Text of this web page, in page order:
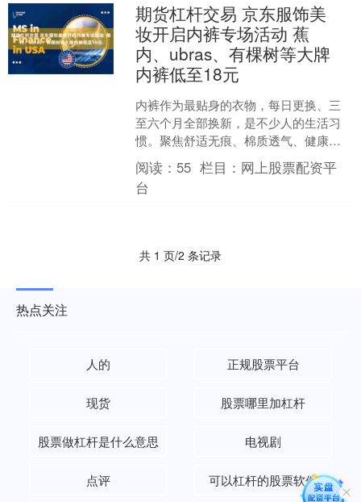
期货杠杆交易 京东服饰美
妆开启内裤专场活动 蕉
内、ubras、有棵树等大牌
内裤低至18元
内裤作为最贴身的衣物，每日更换、三
至六个月全部换新，是不少人的生活习
惯。聚焦舒适无痕、棉质透气、健康抑
菌、便携日抛等消费需求，8月16日晚8
点至18日期货杠杆交....
阅读： 55 栏目： 网上股票配资平
台
共 1 页/2 条记录
热点关注
人的 正规股票平台
现货 股票哪里加杠杆
股票做杠杆是什么意思 电视剧
点评 可以杠杆的股票软件